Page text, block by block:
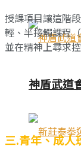
神盾武道
授課項目讓這階
輕、半接觸課程
並在精神上尋求
三.青年、成人